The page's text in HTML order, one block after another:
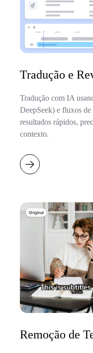
Tradução e
Tradução com IA
DeepSeek) e fluxos
resultados rápidos,
contexto.
Remoção de